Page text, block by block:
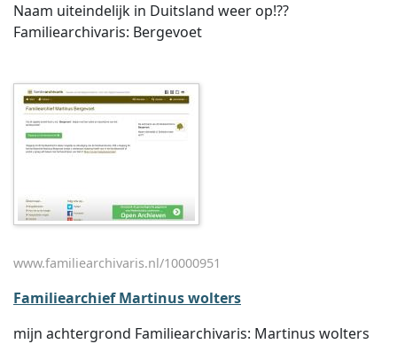
Naam uiteindelijk in Duitsland weer op!??
Familiearchivaris: Bergevoet
www.familiearchivaris.nl/10000951
Familiearchief Martinus wolters
mijn achtergrond Familiearchivaris: Martinus wolters